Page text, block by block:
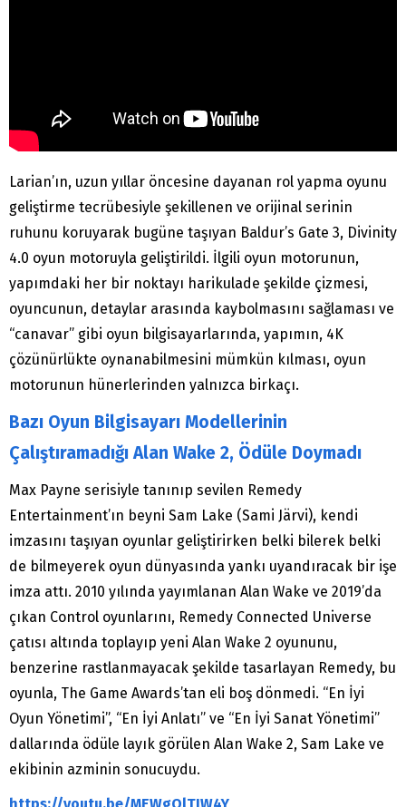
Larian’ın, uzun yıllar öncesine dayanan rol yapma oyunu
geliştirme tecrübesiyle şekillenen ve orijinal serinin
ruhunu koruyarak bugüne taşıyan Baldur’s Gate 3, Divinity
4.0 oyun motoruyla geliştirildi. İlgili oyun motorunun,
yapımdaki her bir noktayı harikulade şekilde çizmesi,
oyuncunun, detaylar arasında kaybolmasını sağlaması ve
“canavar” gibi oyun bilgisayarlarında, yapımın, 4K
çözünürlükte oynanabilmesini mümkün kılması, oyun
motorunun hünerlerinden yalnızca birkaçı.
Bazı Oyun Bilgisayarı Modellerinin
Çalıştıramadığı Alan Wake 2, Ödüle Doymadı
Max Payne serisiyle tanınıp sevilen Remedy
Entertainment’ın beyni Sam Lake (Sami Järvi), kendi
imzasını taşıyan oyunlar geliştirirken belki bilerek belki
de bilmeyerek oyun dünyasında yankı uyandıracak bir işe
imza attı. 2010 yılında yayımlanan Alan Wake ve 2019’da
çıkan Control oyunlarını, Remedy Connected Universe
çatısı altında toplayıp yeni Alan Wake 2 oyununu,
benzerine rastlanmayacak şekilde tasarlayan Remedy, bu
oyunla, The Game Awards’tan eli boş dönmedi. “En İyi
Oyun Yönetimi”, “En İyi Anlatı” ve “En İyi Sanat Yönetimi”
dallarında ödüle layık görülen Alan Wake 2, Sam Lake ve
ekibinin azminin sonucuydu.